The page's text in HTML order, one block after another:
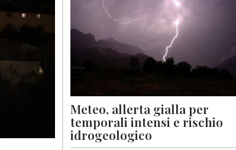
Meteo, allerta gialla per
temporali intensi e rischio
idrogeologico